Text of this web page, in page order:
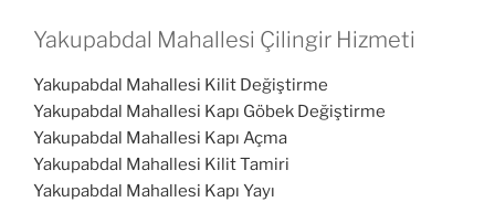
Yakupabdal Mahallesi Çilingir Hizmeti
Yakupabdal Mahallesi Kilit Değiştirme
Yakupabdal Mahallesi Kapı Göbek Değiştirme
Yakupabdal Mahallesi Kapı Açma
Yakupabdal Mahallesi Kilit Tamiri
Yakupabdal Mahallesi Kapı Yayı